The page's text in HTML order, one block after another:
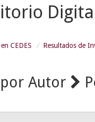
CEDES Resultados de
Autor